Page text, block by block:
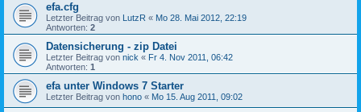
efa.cfg
Letzter Beitrag von LutzR « Mo 28. Mai 2012, 22:19
Antworten: 2
Datensicherung - zip Datei
Letzter Beitrag von nick « Fr 4. Nov 2011, 06:42
Antworten: 1
efa unter Windows 7 Starter
Letzter Beitrag von hono « Mo 15. Aug 2011, 09:02